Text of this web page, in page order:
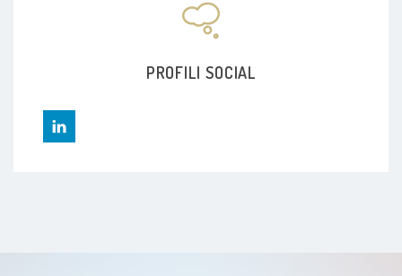
PROFILI SOCIAL